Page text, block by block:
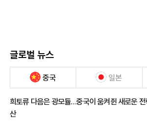
글로벌 뉴스
중국 일본
희토류 다음은 광모듈…중국이 움켜쥔 새로운
산